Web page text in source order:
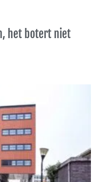
het botert niet